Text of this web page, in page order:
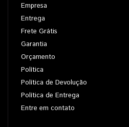
Empresa
Entrega
Frete Grátis
Garantia
Orçamento
Política
Política de Devolução
Política de Entrega
Entre em contato